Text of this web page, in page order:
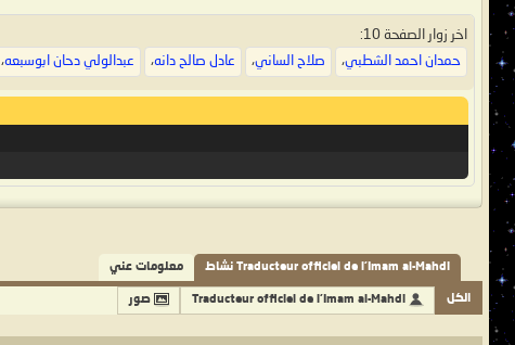
اخر زوار الصفحة 10:
حمدان احمد الشطبي، صلاح الساني، عادل صالح دانه، عبدالولي دحان ابوسبعه،
Traducteur officiel de l'Imam al-Mahdi نشاط معلومات عني
الكل Traducteur officiel de l'Imam al-Mahdi صور